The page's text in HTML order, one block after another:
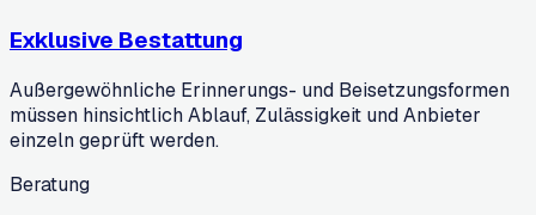
Exklusive Bestattung
Außergewöhnliche Erinnerungs- und Beisetzungsformen
müssen hinsichtlich Ablauf, Zulässigkeit und Anbieter
einzeln geprüft werden.
Beratung